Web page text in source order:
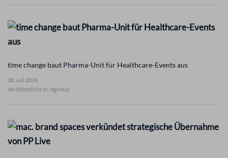
time change baut Pharma-Unit für Healthcare-Events aus
28. Juli 2026
Veröffentlicht in: Agentur